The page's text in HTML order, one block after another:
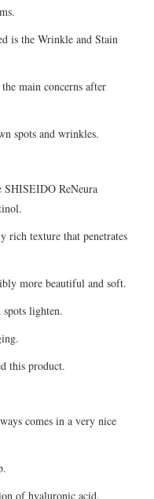
is the Wrinkle and Stain
main concerns after
spots and wrinkles.
ReNeura
rich texture that penetrates
more beautiful and soft.
lighten.
this product.
comes in a very nice
of hyaluronic acid.